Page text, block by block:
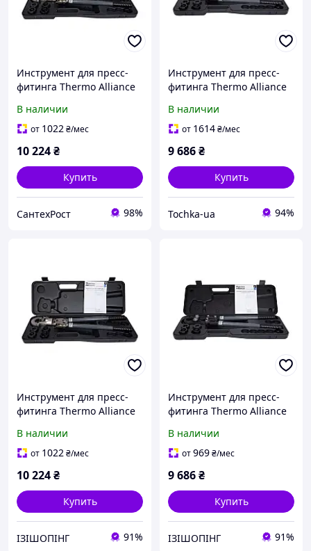
Инструмент для пресс-
фитинга Thermo Alliance
поворотным механизмом
STD-403
В наличии
от 1022₴/мес
10 224₴
Купить
СантехРост 98%
Инструмент для пресс-
фитинга Thermo Alliance
В наличии
от 1614₴/мес
9 686₴
Купить
Tochka-ua 94%
Инструмент для пресс-
фитинга Thermo Alliance
поворотным механизмом
STD-403
В наличии
от 1022₴/мес
10 224₴
Купить
ІЗІШОПІНГ 91%
Инструмент для пресс-
фитинга Thermo Alliance
В наличии
от969₴/мес
9 686₴
Купить
ІЗІШОПІНГ 91%